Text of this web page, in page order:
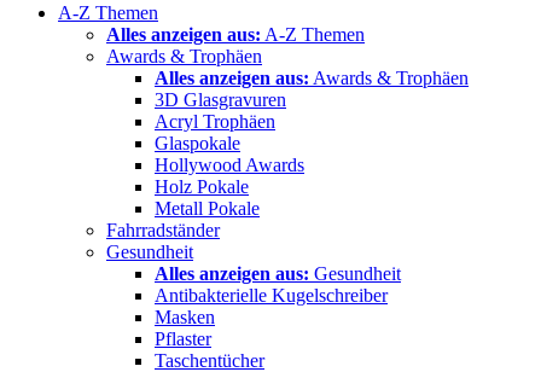
A-Z Themen
Alles anzeigen aus: A-Z Themen
Awards & Trophäen
Alles anzeigen aus: Awards & Trophäen
3D Glasgravuren
Acryl Trophäen
Glaspokale
Hollywood Awards
Holz Pokale
Metall Pokale
Fahrradständer
Gesundheit
Alles anzeigen aus: Gesundheit
Antibakterielle Kugelschreiber
Masken
Pflaster
Taschentücher